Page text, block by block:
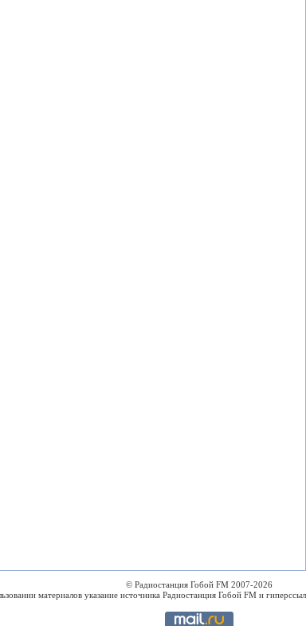
© Радиостанция Гобой FM 2007-2026
материалов указание источника Радиостанция Гобой FM и